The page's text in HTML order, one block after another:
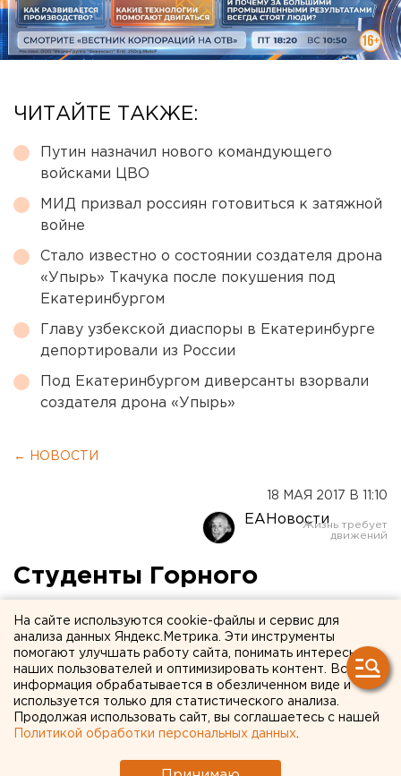
ЧИТАЙТЕ ТАКЖЕ:
Путин назначил нового командующего
войсками ЦВО
МИД призвал россиян готовиться к затяжной
войне
Стало известно о состоянии создателя дрона
«Упырь» Ткачука после покушения под
Екатеринбургом
Главу узбекской диаспоры в Екатеринбурге
депортировали из России
Под Екатеринбургом диверсанты взорвали
создателя дрона «Упырь»
← НОВОСТИ
18 МАЯ 2017 В 11:10
ЕАНовости
Студенты Горного
университета вошли в
тройку самых дорогих
выпускников на Урале
На сайте используются cookie-файлы и сервис для
анализа данных Яндекс.Метрика. Эти инструменты
помогают улучшать работу сайта, понимать интересы
наших пользователей и оптимизировать контент. Вся
информация обрабатывается в обезличенном виде и
используется только для статистического анализа.
Продолжая использовать сайт, вы соглашаетесь с нашей
Политикой обработки персональных данных